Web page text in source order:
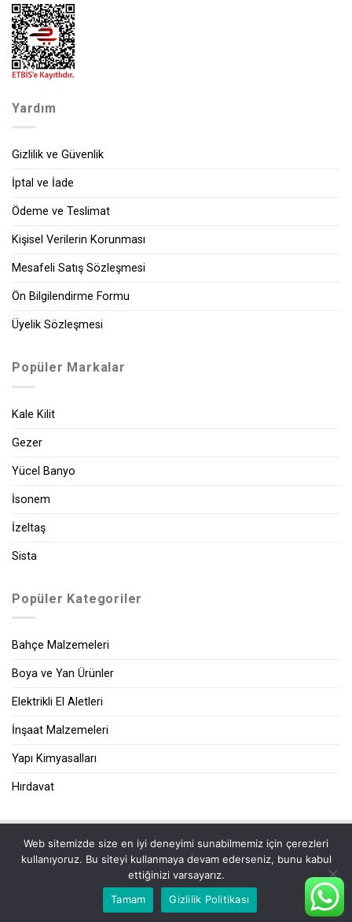
Yardım
Gizlilik ve Güvenlik
İptal ve İade
Ödeme ve Teslimat
Kişisel Verilerin Korunması
Mesafeli Satış Sözleşmesi
Ön Bilgilendirme Formu
Üyelik Sözleşmesi
Popüler Markalar
Kale Kilit
Gezer
Yücel Banyo
İsonem
İzeltaş
Sista
Popüler Kategoriler
Bahçe Malzemeleri
Boya ve Yan Ürünler
Elektrikli El Aletleri
İnşaat Malzemeleri
Yapı Kimyasalları
Hırdavat
|
Zeybek Yapı Market| Tüm Hakları Saklıdır
Web sitemizde size en iyi deneyimi sunabilmemiz için çerezleri
kullanıyoruz. Bu siteyi kullanmaya devam ederseniz, bunu kabul
ettiğinizi varsayarız.
Tamam
Gizlilik Politikası